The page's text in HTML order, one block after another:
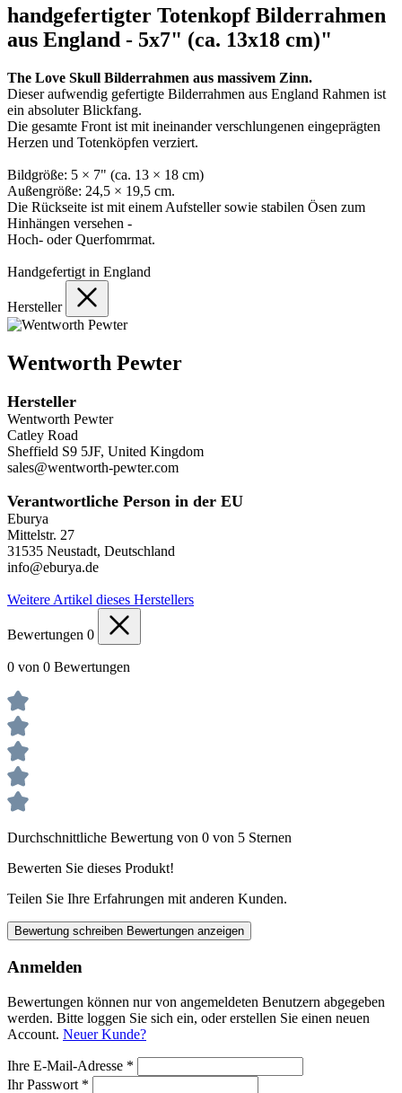
handgefertigter Totenkopf Bilderrahmen
aus England - 5x7" (ca. 13x18 cm)"
The Love Skull Bilderrahmen aus massivem Zinn.
Dieser aufwendig gefertigte Bilderrahmen aus England Rahmen ist
ein absoluter Blickfang.
Die gesamte Front ist mit ineinander verschlungenen eingeprägten
Herzen und Totenköpfen verziert.
Bildgröße: 5 × 7" (ca. 13 × 18 cm)
Außengröße: 24,5 × 19,5 cm.
Die Rückseite ist mit einem Aufsteller sowie stabilen Ösen zum
Hinhängen versehen -
Hoch- oder Querfomrmat.
Handgefertigt in England
Hersteller
Wentworth Pewter
Hersteller
Wentworth Pewter
Catley Road
Sheffield S9 5JF, United Kingdom
sales@wentworth-pewter.com
Verantwortliche Person in der EU
Eburya
Mittelstr. 27
31535 Neustadt, Deutschland
info@eburya.de
Weitere Artikel dieses Herstellers
Bewertungen 0
0 von 0 Bewertungen
Durchschnittliche Bewertung von 0 von 5 Sternen
Bewerten Sie dieses Produkt!
Teilen Sie Ihre Erfahrungen mit anderen Kunden.
Bewertung schreiben Bewertungen anzeigen
Anmelden
Bewertungen können nur von angemeldeten Benutzern abgegeben
werden. Bitte loggen Sie sich ein, oder erstellen Sie einen neuen
Account. Neuer Kunde?
Ihre E-Mail-Adresse *
Ihr Passwort *